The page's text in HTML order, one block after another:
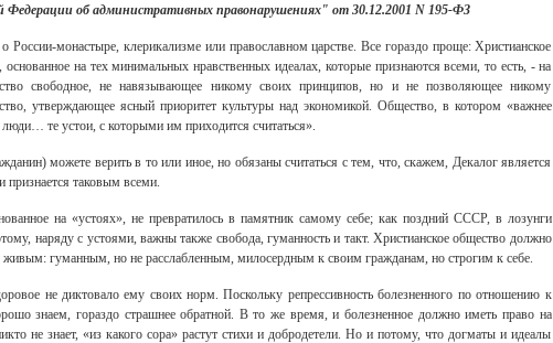
Федерации об административных правонарушениях" от 30.12.2001 N 195-ФЗ
монастыре, клерикализме или православном царстве. Все гораздо проще: Христианское
на тех минимальных нравственных идеалах, которые признаются всеми, то есть, - на
свободное, не навязывающее никому своих принципов, но и не позволяющее никому
утверждающее ясный приоритет культуры над экономикой. Общество, в котором «важнее
те устои, с которыми им приходится считаться».
можете верить в то или иное, но обязаны считаться с тем, что, скажем, Декалог является
признается таковым всеми.
на «устоях», не превратилось в памятник самому себе; как поздний СССР, в лозунги
наряду с устоями, важны также свобода, гуманность и такт. Христианское общество должно
гуманным, но не расслабленным, милосердным к своим гражданам, но строгим к себе.
не диктовало ему своих норм. Поскольку репрессивность болезненного по отношению к
знаем, гораздо страшнее обратной. В то же время, и болезненное должно иметь право на
не знает, «из какого сора» растут стихи и добродетели. Но и потому, что догматы и идеалы